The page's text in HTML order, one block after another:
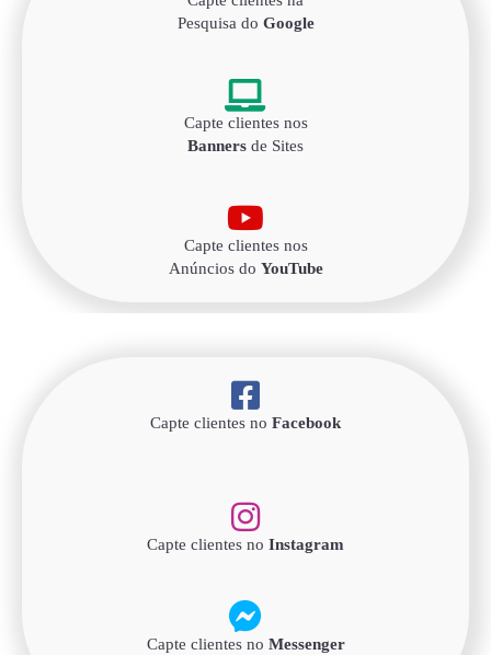
Pesquisa do Google
Capte clientes nos
Banners de Sites
Capte clientes nos
Anúncios do YouTube
Capte clientes no Facebook
Capte clientes no Instagram
Capte clientes no Messenger